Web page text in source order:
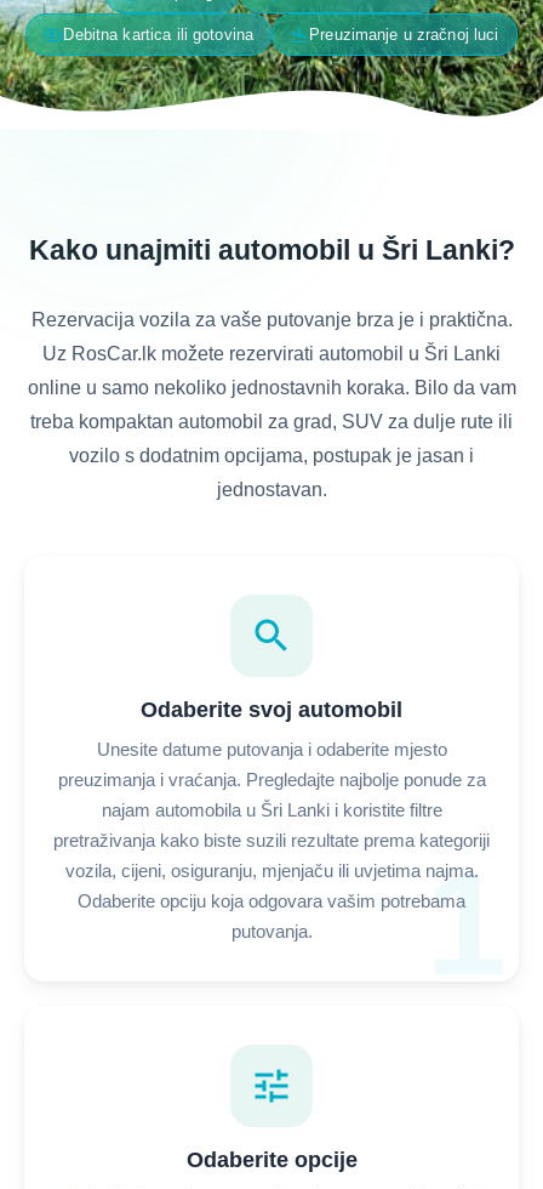
payments Debitna kartica ili gotovina flight_land Preuzimanje u zračnoj luci
Kako unajmiti automobil u Šri Lanki?
Rezervacija vozila za vaše putovanje brza je i praktična.
Uz RosCar.lk možete rezervirati automobil u Šri Lanki
online u samo nekoliko jednostavnih koraka. Bilo da vam
treba kompaktan automobil za grad, SUV za dulje rute ili
vozilo s dodatnim opcijama, postupak je jasan i
jednostavan.
1
search
Odaberite svoj automobil
Unesite datume putovanja i odaberite mjesto
preuzimanja i vraćanja. Pregledajte najbolje ponude za
najam automobila u Šri Lanki i koristite filtre
pretraživanja kako biste suzili rezultate prema kategoriji
vozila, cijeni, osiguranju, mjenjaču ili uvjetima najma.
Odaberite opciju koja odgovara vašim potrebama
putovanja.
tune
Odaberite opcije